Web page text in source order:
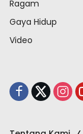
Ragam
Gaya Hidup
Video